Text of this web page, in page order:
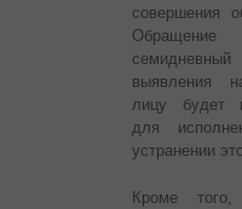
совершения
Обращение
выявления
лицу будет
для
устранении
Кроме того,